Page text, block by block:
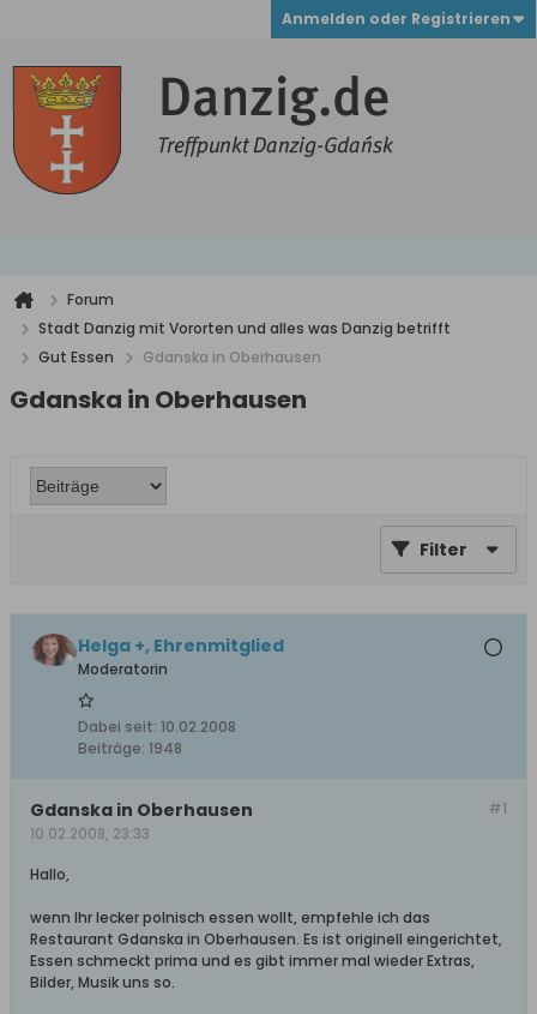
Anmelden oder Registrieren
Forum
Stadt Danzig mit Vororten und alles was Danzig betrifft
Gut Essen
Gdanska in Oberhausen
Gdanska in Oberhausen
Filter
Helga +, Ehrenmitglied
Moderatorin
Dabei seit: 10.02.2008
Beiträge: 1948
#1
Gdanska in Oberhausen
10.02.2008, 23:33
Hallo,
wenn Ihr lecker polnisch essen wollt, empfehle ich das
Restaurant Gdanska in Oberhausen. Es ist originell eingerichtet,
Essen schmeckt prima und es gibt immer mal wieder Extras,
Bilder, Musik uns so.